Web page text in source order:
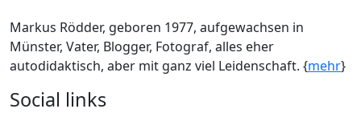
Markus Rödder, geboren 1977, aufgewachsen in
Münster, Vater, Blogger, Fotograf, alles eher
autodidaktisch, aber mit ganz viel Leidenschaft. {mehr}
Social links